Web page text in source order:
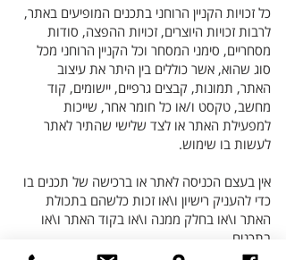
כל זכויות הקניין הרוחני בתכנים המופיעים באתר,
לרבות זכויות היוצרים, זכויות ההפצה, סודות
מסחריים, סימני המסחר וכל הקניין הרוחני מכל
סוג שהוא, אשר כוללים בין היתר את עיצוב
האתר, תמונות, קבצים גרפיים, יישומים, קוד
מחשב, טקסט ו/או כל חומר אחר, שייכות
למפעילת האתר או לצד שלישי שהתיר לאתר
לעשות בו שימוש.
אין בעצם הכניסה לאתר או ברכישה של תכנים בו
כדי להעניק רישיון ו\או זכות כלשהם בתכולת
האתר ו\או בחלק ממנה ו\או בקוד האתר ו\או
בתכנים.